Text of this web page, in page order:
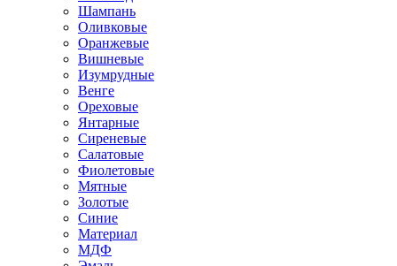
Шампань
Оливковые
Оранжевые
Вишневые
Изумрудные
Венге
Ореховые
Янтарные
Сиреневые
Салатовые
Фиолетовые
Мятные
Золотые
Синие
Материал
МДФ